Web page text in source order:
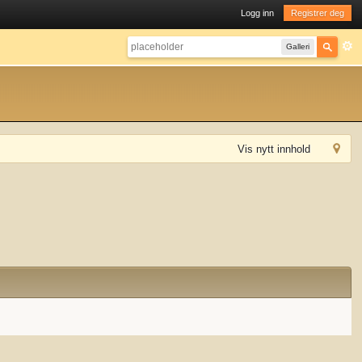
Logg inn Registrer deg
Galleri
Vis nytt innhold